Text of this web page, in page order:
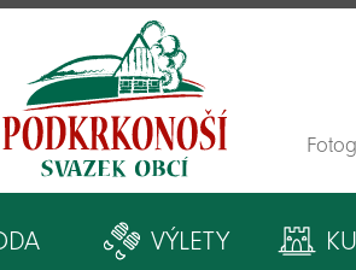
Zpět na titulní stranu
VÝLETY